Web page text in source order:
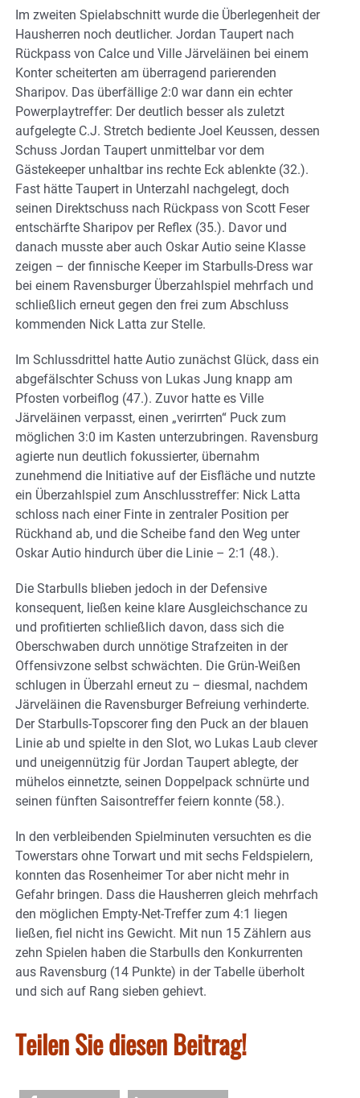
Im zweiten Spielabschnitt wurde die Überlegenheit der
Hausherren noch deutlicher. Jordan Taupert nach
Rückpass von Calce und Ville Järveläinen bei einem
Konter scheiterten am überragend parierenden
Sharipov. Das überfällige 2:0 war dann ein echter
Powerplaytreffer: Der deutlich besser als zuletzt
aufgelegte C.J. Stretch bediente Joel Keussen, dessen
Schuss Jordan Taupert unmittelbar vor dem
Gästekeeper unhaltbar ins rechte Eck ablenkte (32.).
Fast hätte Taupert in Unterzahl nachgelegt, doch
seinen Direktschuss nach Rückpass von Scott Feser
entschärfte Sharipov per Reflex (35.). Davor und
danach musste aber auch Oskar Autio seine Klasse
zeigen – der finnische Keeper im Starbulls-Dress war
bei einem Ravensburger Überzahlspiel mehrfach und
schließlich erneut gegen den frei zum Abschluss
kommenden Nick Latta zur Stelle.
Im Schlussdrittel hatte Autio zunächst Glück, dass ein
abgefälschter Schuss von Lukas Jung knapp am
Pfosten vorbeiflog (47.). Zuvor hatte es Ville
Järveläinen verpasst, einen „verirrten“ Puck zum
möglichen 3:0 im Kasten unterzubringen. Ravensburg
agierte nun deutlich fokussierter, übernahm
zunehmend die Initiative auf der Eisfläche und nutzte
ein Überzahlspiel zum Anschlusstreffer: Nick Latta
schloss nach einer Finte in zentraler Position per
Rückhand ab, und die Scheibe fand den Weg unter
Oskar Autio hindurch über die Linie – 2:1 (48.).
Die Starbulls blieben jedoch in der Defensive
konsequent, ließen keine klare Ausgleichschance zu
und profitierten schließlich davon, dass sich die
Oberschwaben durch unnötige Strafzeiten in der
Offensivzone selbst schwächten. Die Grün-Weißen
schlugen in Überzahl erneut zu – diesmal, nachdem
Järveläinen die Ravensburger Befreiung verhinderte.
Der Starbulls-Topscorer fing den Puck an der blauen
Linie ab und spielte in den Slot, wo Lukas Laub clever
und uneigennützig für Jordan Taupert ablegte, der
mühelos einnetzte, seinen Doppelpack schnürte und
seinen fünften Saisontreffer feiern konnte (58.).
In den verbleibenden Spielminuten versuchten es die
Towerstars ohne Torwart und mit sechs Feldspielern,
konnten das Rosenheimer Tor aber nicht mehr in
Gefahr bringen. Dass die Hausherren gleich mehrfach
den möglichen Empty-Net-Treffer zum 4:1 liegen
ließen, fiel nicht ins Gewicht. Mit nun 15 Zählern aus
zehn Spielen haben die Starbulls den Konkurrenten
aus Ravensburg (14 Punkte) in der Tabelle überholt
und sich auf Rang sieben gehievt.
Teilen Sie diesen Beitrag!